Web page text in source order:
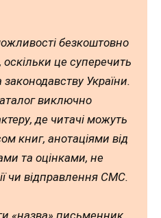
безкоштовно
це суперечить
України.
виключно
де читачі можуть
книг, анотаціями від
та оцінками, не
чи відправлення СМС.